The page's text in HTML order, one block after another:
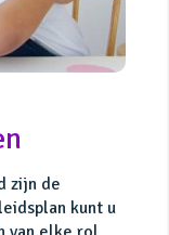
zijn de
kunt u